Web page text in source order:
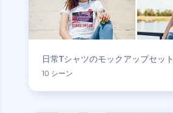
日常Tシャツのモックアップセット
10 シーン